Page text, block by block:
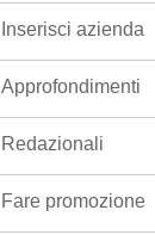
Inserisci azienda
Approfondimenti
Redazionali
Fare promozione